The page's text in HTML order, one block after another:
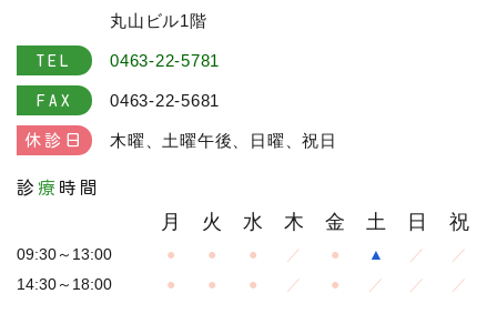
丸山ビル1階
TEL 0463-22-5781
FAX 0463-22-5681
休診日 木曜、土曜午後、日曜、祝日
診 療 時間
月 火 水 木 金 土 日 祝
09:30～13:00 ● ● ● ／ ● ▲ ／
／
14:30～18:00
● ● ● ／ ● ／ ／ ／